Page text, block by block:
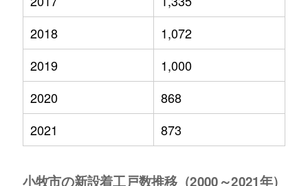
2018
1,072
2019
1,000
2020
868
2021
873